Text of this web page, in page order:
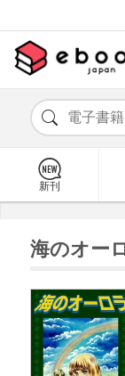
新刊
海のオー